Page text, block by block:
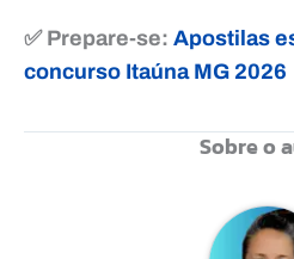
✅ Prepare-se: Apostilas
concurso Itaúna MG 2026
Sobre o